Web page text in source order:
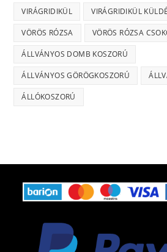
VIRÁGRIDIKÜL VIRÁGRIDIKÜL
VÖRÖS RÓZSA VÖRÖS RÓZSA
ÁLLVÁNYOS DOMB KOSZORÚ
ÁLLVÁNYOS GÖRÖGKOSZORÚ
ÁLLÓKOSZORÚ